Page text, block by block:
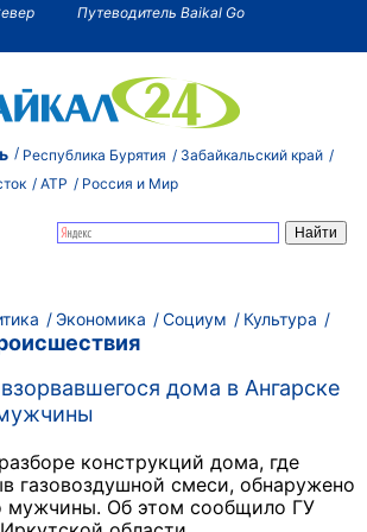
Путеводитель Baikal Go
Республика Бурятия
Забайкальский край
АТР Россия и Мир
Экономика Социум
Культура
дома в Ангарске
конструкций дома, где
газовоздушной смеси, обнаружено
мужчины. Об этом сообщило ГУ